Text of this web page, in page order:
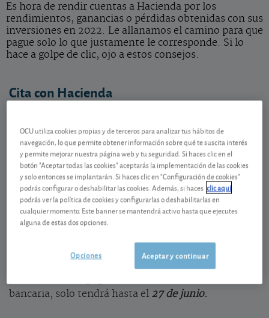
Es hora de rendir cuentas a Hacienda por los
rendimientos, ganancias o pérdidas obtenidas con sus
inversiones en 2022. Le allanamos el camino para que
pague solo lo que justamente le corresponde. Si lo
hace a golpe de clic, ojo a estos consejos.
Cita con Hacienda
Hacienda por los rendimientos, ganancias o pérdidas
obtenidos en 2022. Conscientes de que
cumplimentar la declaración del IRPF puede ser una
labor bastante enrevesada, le allanamos el camino
para que pague solo lo que justamente le
corresponde en su IRPF, no pecando ni por exceso ni
por defecto.
plazo para presentar la declaración finalizará el
, pero si su declaración sale a ingresar
bancaria, solo tendrá hasta el 27 de junio.
OCU utiliza cookies propias y de terceros para analizar tus hábitos de
navegación, lo que permite obtener información sobre qué te suscita interés
y permite mejorar nuestra página web y tu seguridad. Si haces clic en el
botón "Aceptar todas las cookies" aceptarás la implementación de las cookies
y solo entonces se implantarán. Si haces clic en "Configuración de cookies"
podrás configurar o deshabilitar las cookies. Además, si haces clic aquí
podrás ver la política de cookies y configurarlas o deshabilitarlas en
cualquier momento. Este banner se mantendrá activo hasta que ejecutes
alguna de estas dos opciones.
Aceptar y continuar
Opciones